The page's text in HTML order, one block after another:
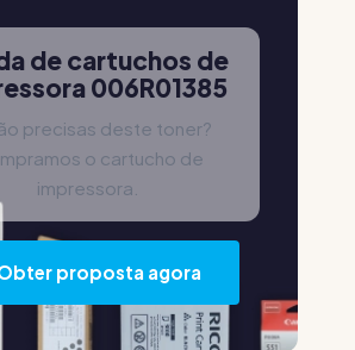
de cartuchos de
006R01385
precisas deste toner?
o cartucho de
impressora.
proposta agora